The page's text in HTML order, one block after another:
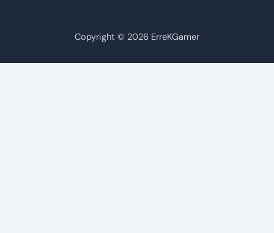
Copyright © 2026 ErreKGamer